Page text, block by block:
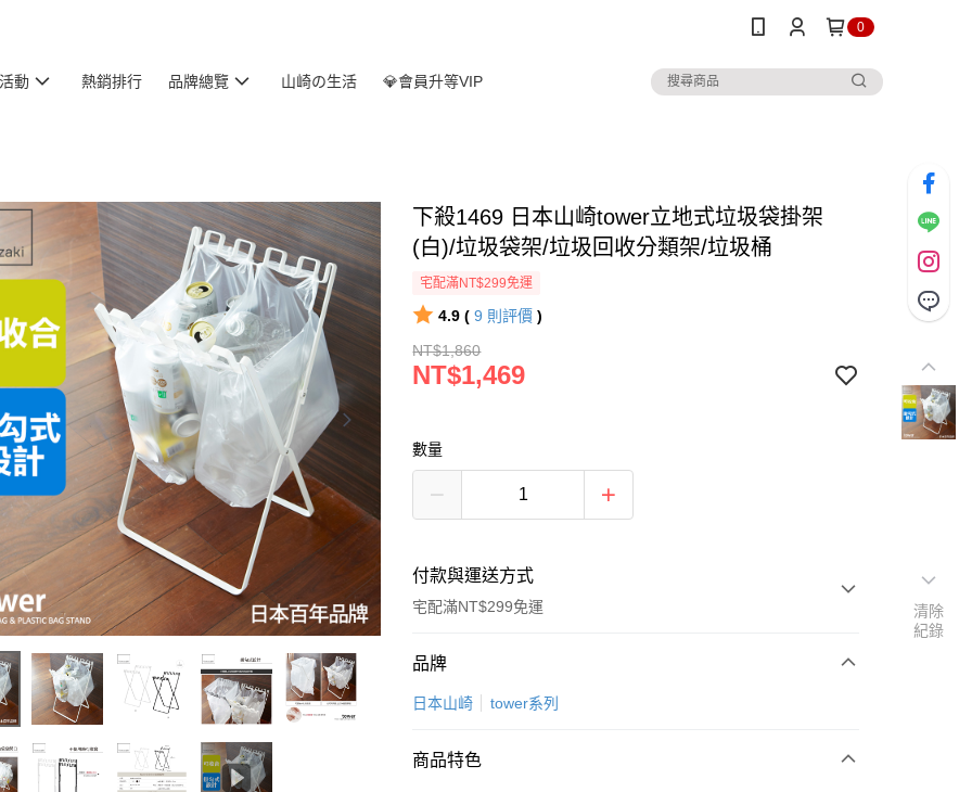
0
動 熱銷排行 品牌總覽 山崎の生活 💎會員升等VIP
下殺1469 日本山崎tower立地式垃圾袋掛架
(白)/垃圾袋架/垃圾回收分類架/垃圾桶
宅配滿NT$299免運
4.9 ( 9 則評價 )
NT$1,860
NT$1,469
數量
付款與運送方式
宅配滿NT$299免運
付款方式
信用卡一次付款
品牌
日本山崎 tower系列
商品特色
清除
紀錄